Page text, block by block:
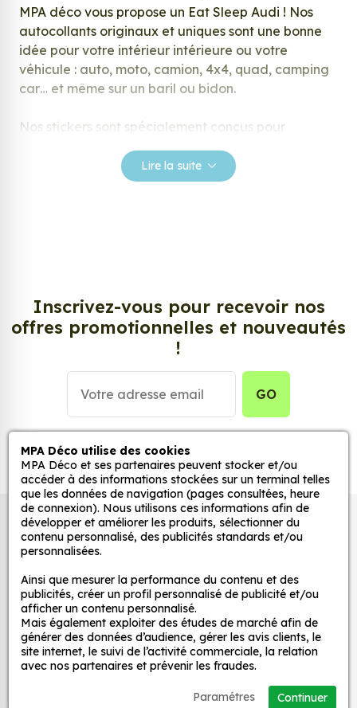
MPA déco vous propose un Eat Sleep Audi ! Nos
autocollants originaux et uniques sont une bonne
idée pour votre intérieur intérieure ou votre
véhicule : auto, moto, camion, 4x4, quad, camping
car… et même sur un baril ou bidon.
Nos stickers sont spécialement conçus pour
notre large gamme de stickers.
décorer votre intérieur ou votre véhicule.
Personnalisez la surface de votre choix avec nos
stickers muraux et stickers véhicule. Une solution
simple et rapide qui transforme toutes surfaces
lisses, propres et non poreuses.
Grâce à notre sélection de stickers et autocollants,
adaptez la décoration d’une pièce, d’une voiture,
d’un meuble, d’une porte et de toute autre surface,
et ce, à moindre coût et sans effort.
Quels sont les avantages de nos stickers
décoration ?
nos Eat Sleep Audi sont disponibles dans une
large gamme de motifs et de couleurs, ce qui
vous permet de trouver le sticker parfait pour
votre décoration.
Une installation facile : nos stickers sont faciles
à installer, même pour les débutants. Il suffit de
les décoller de leur support et de les coller sur
Lire la suite
Inscrivez-vous pour recevoir nos
offres promotionnelles et nouveautés
!
GO
Autocollants pour véhicules et stickers
décoratifs
MPA Déco
Nos services
MPA Déco utilise des cookies
MPA Déco et ses partenaires peuvent stocker et/ou
accéder à des informations stockées sur un terminal telles
que les données de navigation (pages consultées, heure
de connexion). Nous utilisons ces informations afin de
développer et améliorer les produits, sélectionner du
contenu personnalisé, des publicités standards et/ou
personnalisées.
Ainsi que mesurer la performance du contenu et des
publicités, créer un profil personnalisé de publicité et/ou
afficher un contenu personnalisé.
Mais également exploiter des études de marché afin de
générer des données d’audience, gérer les avis clients, le
site internet, le suivi de l’activité commerciale, la relation
avec nos partenaires et prévenir les fraudes.
Continuer
Paramétres